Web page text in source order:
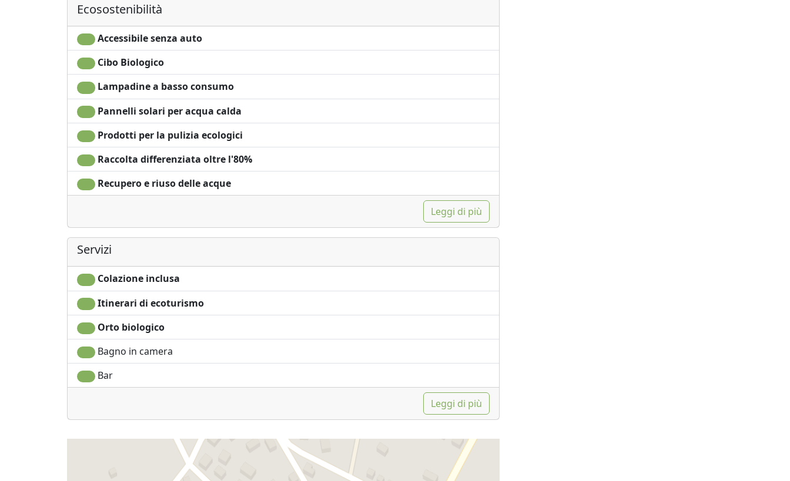
Ecosostenibilità
Accessibile senza auto
Cibo Biologico
Lampadine a basso consumo
Pannelli solari per acqua calda
Prodotti per la pulizia ecologici
Raccolta differenziata oltre l'80%
Recupero e riuso delle acque
Leggi di più
Servizi
Colazione inclusa
Itinerari di ecoturismo
Orto biologico
Bagno in camera
Bar
Leggi di più